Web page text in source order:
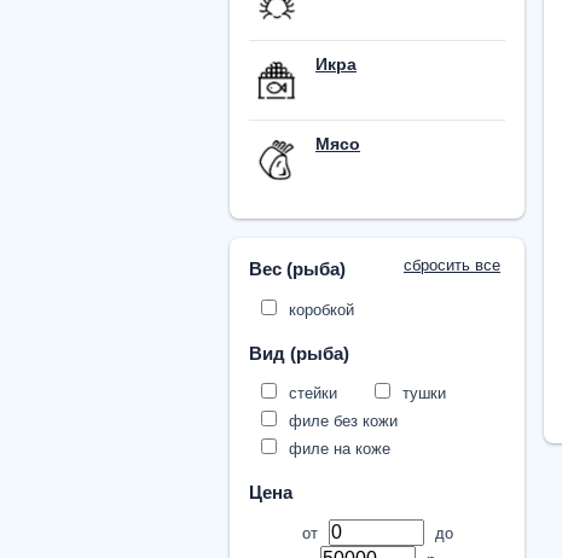
Икра
Мясо
сбросить все
Вес (рыба)
коробкой
Вид (рыба)
стейки
тушки
филе без кожи
филе на коже
Цена
от
до